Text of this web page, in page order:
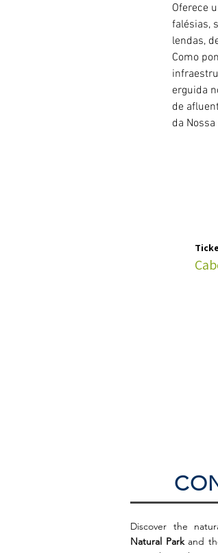
Oferece
falésias,
lendas,
Como
erguida
de
da
Discover the
Natural Parkand